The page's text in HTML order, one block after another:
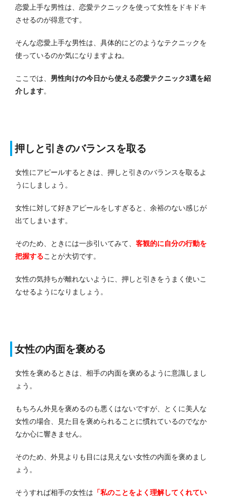
恋愛上手な男性は、恋愛テクニックを使って女性をドキドキ
させるのが得意です。
そんな恋愛上手な男性は、具体的にどのようなテクニックを
使っているのか気になりますよね。
ここでは、 男性向けの今日から使える恋愛テクニック3選を紹
介します。
押しと引きのバランスを取る
女性にアピールするときは、押しと引きのバランスを取るよ
うにしましょう。
女性に対して好きアピールをしすぎると、余裕のない感じが
出てしまいます。
そのため、ときには一歩引いてみて、 客観的に自分の行動を
把握することが大切です。
女性の気持ちが離れないように、押しと引きをうまく使いこ
なせるようになりましょう。
女性の内面を褒める
女性を褒めるときは、相手の内面を褒めるように意識しまし
ょう。
もちろん外見を褒めるのも悪くはないですが、とくに美人な
女性の場合、見た目を褒められることに慣れているのでなか
なか心に響きません。
そのため、外見よりも目には見えない女性の内面を褒めまし
ょう。
そうすれば相手の女性は 「私のことをよく理解してくれてい